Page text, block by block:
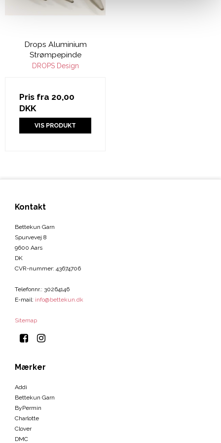
Drops Aluminium
Strømpepinde
DROPS Design
Pris fra 20,00
DKK
VIS PRODUKT
Kontakt
Bettekun Garn
Spurvevej 8
9600 Aars
DK
CVR-nummer: 43674706
Telefonnr.: 30264146
E-mail: info@bettekun.dk
Sitemap
Mærker
Addi
Bettekun Garn
ByPermin
Charlotte
Clover
DMC